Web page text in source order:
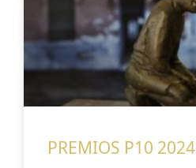
PREMIOS P10 2024